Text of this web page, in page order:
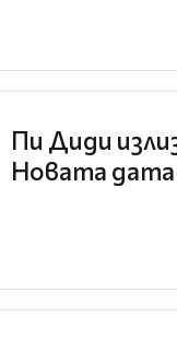
Пи Диди
Новата дата